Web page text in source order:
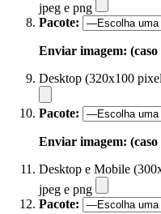
jpeg e png
Pacote:
Enviar imagem:
Desktop (320x100
Pacote:
Enviar imagem:
Desktop e Mobile
jpeg e png
Pacote: